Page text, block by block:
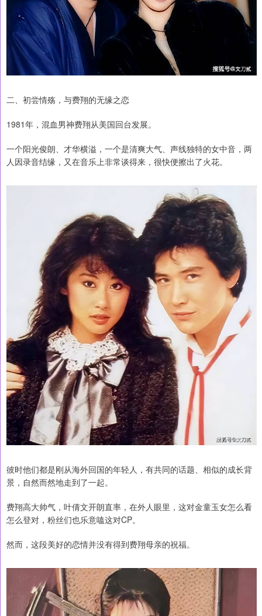
二、初尝情殇，与费翔的无缘之恋
1981年，混血男神费翔从美国回台发展。
一个阳光俊朗、才华横溢，一个是清爽大气、声线独特的女中音，两
人因录音结缘，又在音乐上非常谈得来，很快便擦出了火花。
彼时他们都是刚从海外回国的年轻人，有共同的话题、相似的成长背
景，自然而然地走到了一起。
费翔高大帅气，叶倩文开朗直率，在外人眼里，这对金童玉女怎么看
怎么登对，粉丝们也乐意嗑这对CP。
然而，这段美好的恋情并没有得到费翔母亲的祝福。